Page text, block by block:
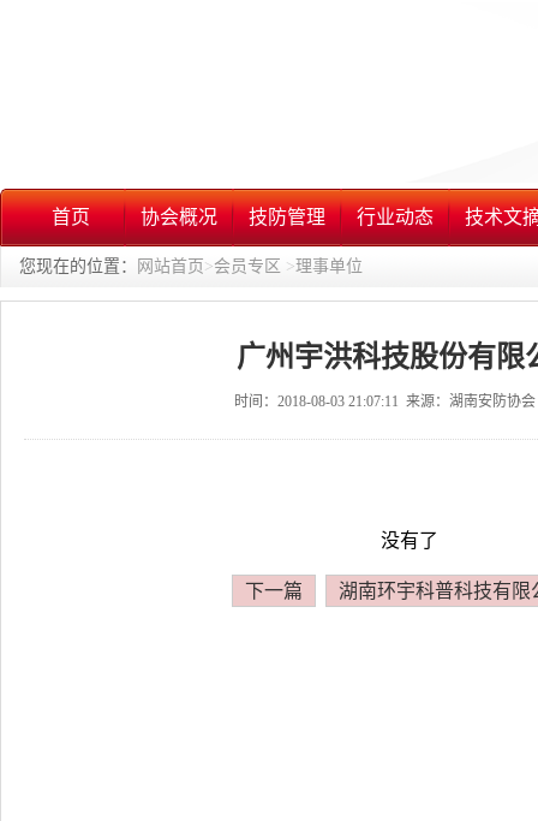
首页 协会概况 技防管理 行业动态 技术文
您现在的位置： 网站首页 >会员专区 >理事单位
广州宇洪科技股份有限
时间：2018-08-03 21:07:11 来源：湖南安防协
没有了
下一篇 湖南环宇科普科技有限